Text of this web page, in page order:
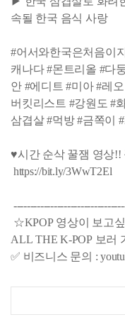
속될 한국 음식 사랑
#어서와한국은처음이
캐나다 #몬트리올 #다
안 #에디트 #미아 #레
버킷리스트 #강원도 #
삼겹살 #먹방 #금쪽이
♥시간 순삭 꿀잼 영상
https://bit.ly/3WwT2El
☆KPOP 영상이 보고
ALL THE K-POP 보러
✅ 비즈니스 문의 :